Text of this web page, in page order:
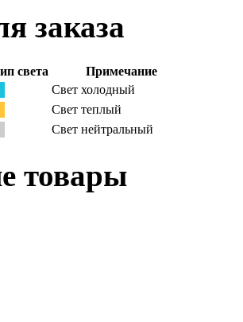
заказа
света
Примечание
Свет холодный
Свет теплый
Свет нейтральный
товары